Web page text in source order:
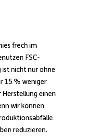
frech im
FSC-
ist nicht nur ohne
15 % weniger
einen
wir können
reduzieren.